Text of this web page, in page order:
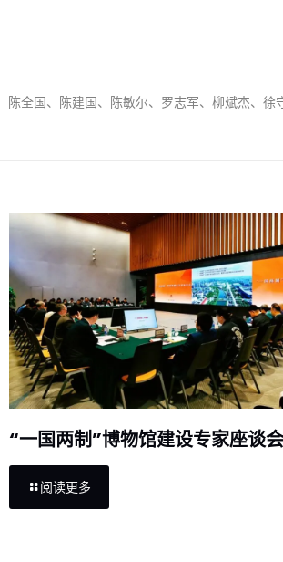
全国、陈建国、陈敏尔、罗志军、柳斌杰、徐
“一国两制”博物馆建设专家座谈
阅读更多